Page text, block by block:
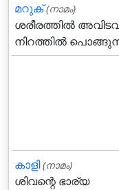
മറുക്‌ (നാമം)
ശരീരത്തില്‍
നിറത്തില്‍
കാളി (നാമം)
ശിവന്റെ ഭാര്യ